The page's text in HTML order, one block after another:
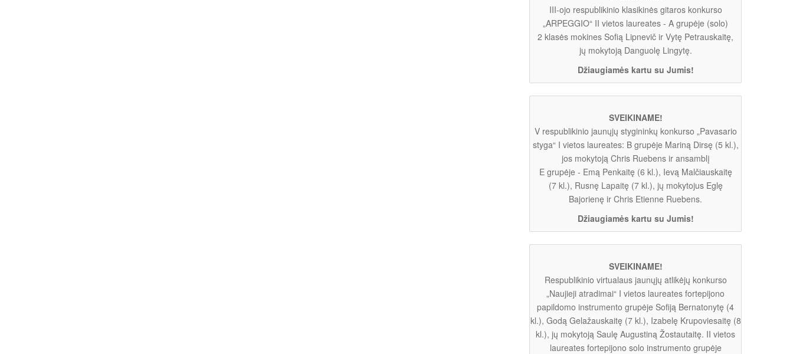
III-ojo respublikinio klasikinės gitaros konkurso
„ARPEGGIO“ II vietos laureates - A grupėje (solo)
2 klasės mokines Sofią Lipnevič ir Vytę Petrauskaitę,
jų mokytoją Danguolę Lingytę.
Džiaugiamės kartu su Jumis!
SVEIKINAME!
V respublikinio jaunųjų stygininkų konkurso „Pavasario
styga“ I vietos laureates: B grupėje Mariną Dirsę (5 kl.),
jos mokytoją Chris Ruebens ir ansamblį
E grupėje - Emą Penkaitę (6 kl.), Ievą Malčiauskaitę
(7 kl.), Rusnę Lapaitę (7 kl.), jų mokytojus Eglę
Bajorienę ir Chris Etienne Ruebens.
Džiaugiamės kartu su Jumis!
SVEIKINAME!
Respublikinio virtualaus jaunųjų atlikėjų konkurso
„Naujieji atradimai“ I vietos laureates fortepijono
papildomo instrumento grupėje Sofiją Bernatonytę (4
kl.), Godą Gelažauskaitę (7 kl.), Izabelę Krupoviesaitę (8
kl.), jų mokytoją Saulę Augustiną Žostautaitę. II vietos
laureates fortepijono solo instrumento grupėje